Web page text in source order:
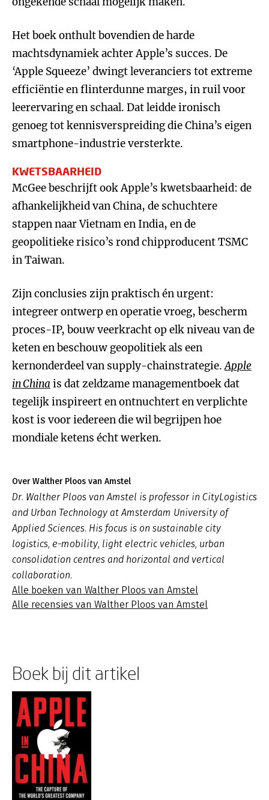
Het boek onthult bovendien de harde
machtsdynamiek achter Apple’s succes. De
‘Apple Squeeze’ dwingt leveranciers tot extreme
efficiëntie en flinterdunne marges, in ruil voor
leerervaring en schaal. Dat leidde ironisch
genoeg tot kennisverspreiding die China’s eigen
smartphone-industrie versterkte.
KWETSBAARHEID
McGee beschrijft ook Apple’s kwetsbaarheid: de
afhankelijkheid van China, de schuchtere
stappen naar Vietnam en India, en de
geopolitieke risico’s rond chipproducent TSMC
in Taiwan.
Zijn conclusies zijn praktisch én urgent:
integreer ontwerp en operatie vroeg, bescherm
proces-IP, bouw veerkracht op elk niveau van de
keten en beschouw geopolitiek als een
kernonderdeel van supply-chainstrategie.Apple
in China is dat zeldzame managementboek dat
tegelijk inspireert en ontnuchtert en verplichte
kost is voor iedereen die wil begrijpen hoe
mondiale ketens écht werken.
Over Walther Ploos van Amstel
Dr. Walther Ploos van Amstel is professor in CityLogistics
and Urban Technology at Amsterdam University of
Applied Sciences. His focus is on sustainable city
logistics, e-mobility, light electric vehicles, urban
consolidation centres and horizontal and vertical
collaboration.
Alle boeken van Walther Ploos van Amstel
Alle recensies van Walther Ploos van Amstel
Boek bij dit artikel